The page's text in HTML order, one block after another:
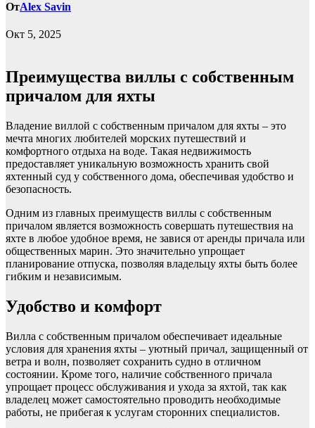
ОтAlex Savin
Окт 5, 2025
Преимущества виллы с собственным
причалом для яхты
Владение виллой с собственным причалом для яхты – это
мечта многих любителей морских путешествий и
комфортного отдыха на воде. Такая недвижимость
предоставляет уникальную возможность хранить свой
яхтенный суд у собственного дома, обеспечивая удобство и
безопасность.
Одним из главных преимуществ виллы с собственным
причалом является возможность совершать путешествия на
яхте в любое удобное время, не завися от аренды причала или
общественных марин. Это значительно упрощает
планирование отпуска, позволяя владельцу яхты быть более
гибким и независимым.
Удобство и комфорт
Вилла с собственным причалом обеспечивает идеальные
условия для хранения яхты – уютный причал, защищенный от
ветра и волн, позволяет сохранить судно в отличном
состоянии. Кроме того, наличие собственного причала
упрощает процесс обслуживания и ухода за яхтой, так как
владелец может самостоятельно проводить необходимые
работы, не прибегая к услугам сторонних специалистов.